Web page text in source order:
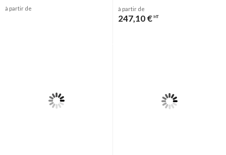
à partir de à partir de
247,10 € HT